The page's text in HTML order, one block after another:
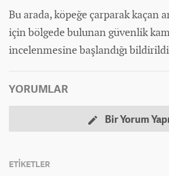
Bu arada, köpeğe çarparak kaçan
için bölgede bulunan güvenlik
incelenmesine başlandığı
YORUMLAR
Bir Yorum
ETİKETLER